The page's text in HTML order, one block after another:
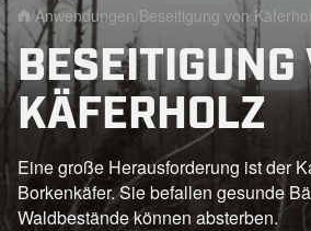
Home
/Anwendungen/Beseitigung von
BESEITIGUNG
KÄFERHOLZ
Eine große Herausforderung ist der
Borkenkäfer. Sie befallen gesunde
Waldbestände können absterben.